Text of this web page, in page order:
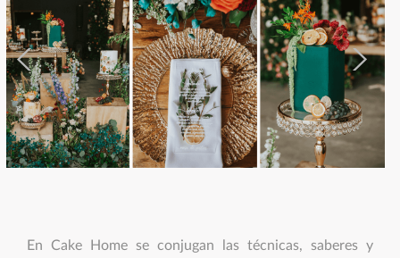
En Cake Home se conjugan las técnicas, saberes y